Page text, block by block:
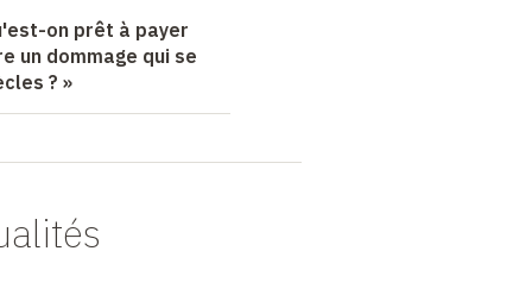
on prêt à payer
un dommage qui se
? »